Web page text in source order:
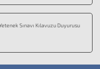
Sınavı Kılavuzu Duyurusu